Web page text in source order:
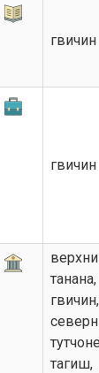
гвичин
гвичин
танана,
тагиш,